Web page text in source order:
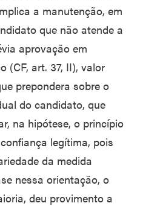
a manutenção, em
que não atende a
aprovação em
(CF, art. 37, II), valor
prepondera sobre o
do candidato, que
na hipótese, o princípio
legítima, pois
da medida
nessa orientação, o
deu provimento a